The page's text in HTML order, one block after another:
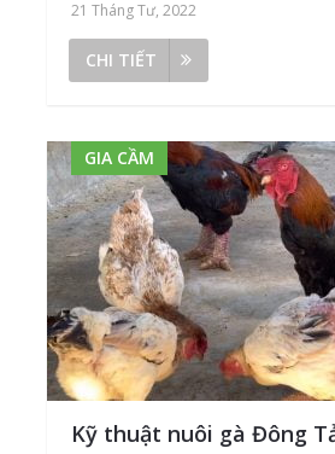
21 Tháng Tư, 2022
CHI TIẾT
GIA CẦM
Kỹ thuật nuôi gà Đông